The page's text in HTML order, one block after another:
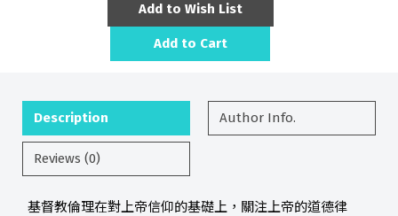
Add to Wish List
Add to Cart
Description Author Info.
Reviews (0)
基督教倫理在對上帝信仰的基礎上，關注上帝的道德律